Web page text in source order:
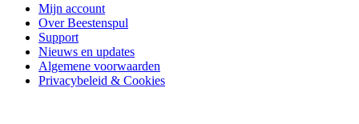
Mijn account
Over Beestenspul
Support
Nieuws en updates
Algemene voorwaarden
Privacybeleid & Cookies